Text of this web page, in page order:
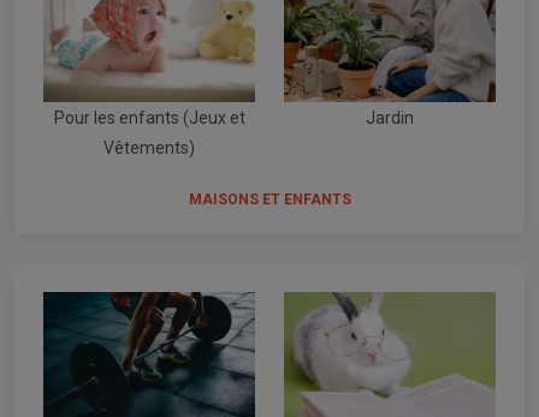
Pour les enfants (Jeux et
Vêtements)
Jardin
MAISONS ET ENFANTS